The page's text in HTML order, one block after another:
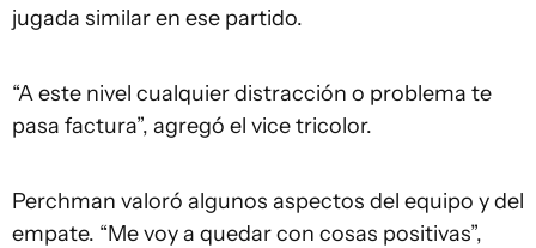
jugada similar en ese partido.
“A este nivel cualquier distracción o problema te
pasa factura”, agregó el vice tricolor.
Perchman valoró algunos aspectos del equipo y del
empate. “Me voy a quedar con cosas positivas”,